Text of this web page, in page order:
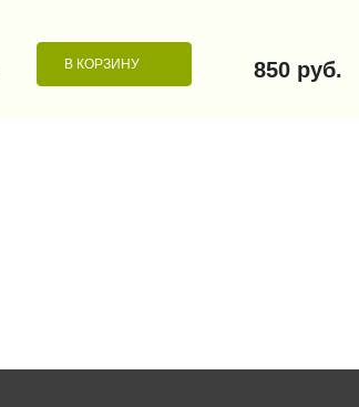
В КОРЗИНУ 850 руб.